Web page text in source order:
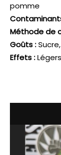
pomme
Méthode de
Goûts :
Effets :Légers